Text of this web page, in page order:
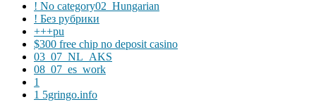
! No category02_Hungarian
! Без рубрики
+++pu
$300 free chip no deposit casino
03_07_NL_AKS
08_07_es_work
1
1 5gringo.info